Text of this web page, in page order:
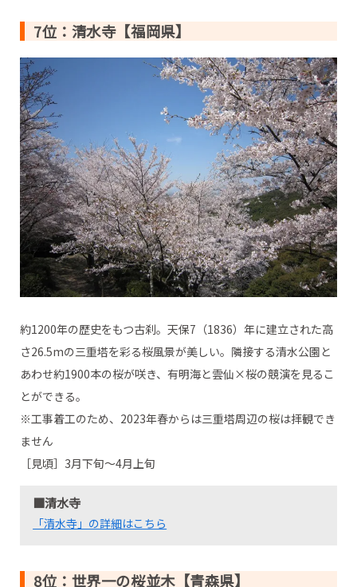
7位：清水寺【福岡県】
約1200年の歴史をもつ古刹。天保7（1836）年に建立された高
さ26.5mの三重塔を彩る桜風景が美しい。隣接する清水公園と
あわせ約1900本の桜が咲き、有明海と雲仙×桜の競演を見るこ
とができる。
※工事着工のため、2023年春からは三重塔周辺の桜は拝観でき
ません
［見頃］3月下旬～4月上旬
■清水寺
「清水寺」の詳細はこちら
8位：世界一の桜並木【青森県】